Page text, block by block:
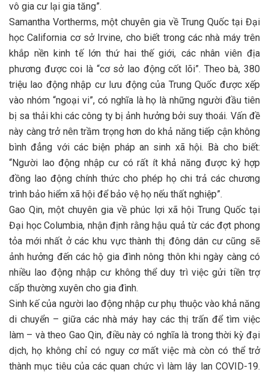
vô gia cư lại gia tăng”.
Samantha Vortherms, một chuyên gia về Trung Quốc tại Đại
học California cơ sở Irvine, cho biết trong các nhà máy trên
khắp nền kinh tế lớn thứ hai thế giới, các nhân viên địa
phương được coi là “cơ sở lao động cốt lõi”. Theo bà, 380
triệu lao động nhập cư lưu động của Trung Quốc được xếp
vào nhóm “ngoại vi”, có nghĩa là họ là những người đầu tiên
bị sa thải khi các công ty bị ảnh hưởng bởi suy thoái. Vấn đề
này càng trở nên trầm trọng hơn do khả năng tiếp cận không
bình đẳng với các biện pháp an sinh xã hội. Bà cho biết:
“Người lao động nhập cư có rất ít khả năng được ký hợp
đồng lao động chính thức cho phép họ chi trả các chương
trình bảo hiểm xã hội để bảo vệ họ nếu thất nghiệp”.
Gao Qin, một chuyên gia về phúc lợi xã hội Trung Quốc tại
Đại học Columbia, nhận định rằng hậu quả từ các đợt phong
tỏa mới nhất ở các khu vực thành thị đông dân cư cũng sẽ
ảnh hưởng đến các hộ gia đình nông thôn khi ngày càng có
nhiều lao động nhập cư không thể duy trì việc gửi tiền trợ
cấp thường xuyên cho gia đình.
Sinh kế của người lao động nhập cư phụ thuộc vào khả năng
di chuyển – giữa các nhà máy hay các thị trấn để tìm việc
làm – và theo Gao Qin, điều này có nghĩa là trong thời kỳ đại
dịch, họ không chỉ có nguy cơ mất việc mà còn có thể trở
thành mục tiêu của các quan chức vì làm lây lan COVID-19.